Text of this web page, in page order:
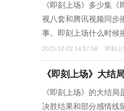
《即刻上场》多少集
视八套和腾讯视频同步
事。即刻上场什么时候
2025-12-02 14:57:58 即刻上
《即刻上场》大结
《即刻上场》的大结
决胜结果和部分感情线